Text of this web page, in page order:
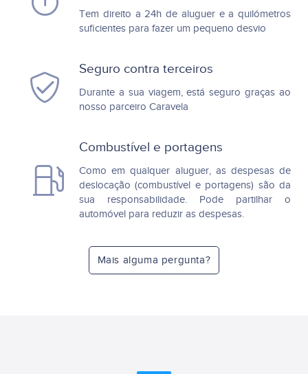
Tem direito a 24h de aluguer e a quilómetros
suficientes para fazer um pequeno desvio
Seguro contra terceiros
Durante a sua viagem, está seguro graças ao
nosso parceiro Caravela
Combustível e portagens
Como em qualquer aluguer, as despesas de
deslocação (combustível e portagens) são da
sua responsabilidade. Pode partilhar o
automóvel para reduzir as despesas.
Mais alguma pergunta?